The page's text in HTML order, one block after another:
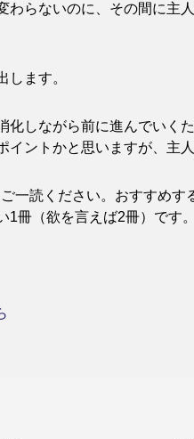
らないのに、その間に主
します。
しながら前に進んでいく
ントかと思いますが、主
一読ください。おすすめす
1冊（欲を言えば2冊）です